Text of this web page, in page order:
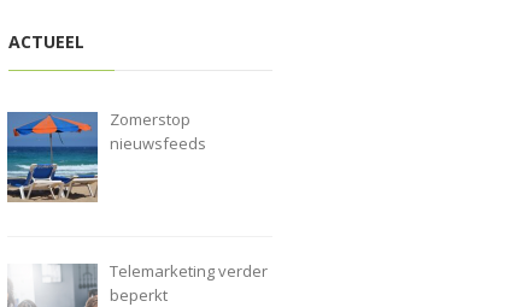
ACTUEEL
Zomerstop
nieuwsfeeds
Telemarketing verder
beperkt